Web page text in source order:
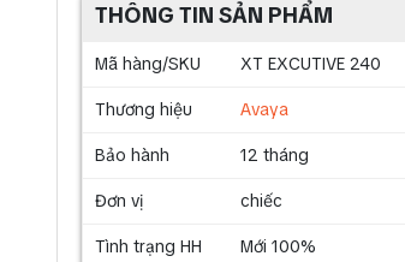
THÔNG TIN SẢN PHẨM
Mã hàng/SKU XT EXCUTIVE 240
Thương hiệu Avaya
Bảo hành 12 tháng
Đơn vị chiếc
Tình trạng HH Mới 100%